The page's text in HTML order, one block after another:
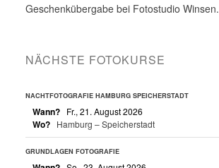
Geschenkübergabe bei Fotostudio Winsen.
NÄCHSTE FOTOKURSE
NACHTFOTOGRAFIE HAMBURG SPEICHERSTADT
Wann? Fr., 21. August 2026
Wo? Hamburg – Speicherstadt
GRUNDLAGEN FOTOGRAFIE